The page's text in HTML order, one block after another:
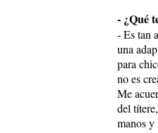
- ¿Qué
- Es tan
una
para
no es
Me
del
manos y